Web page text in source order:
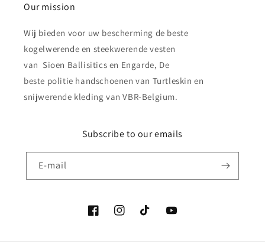
Our mission
Wij bieden voor uw bescherming de beste
kogelwerende en steekwerende vesten
van Sioen Ballisitics en Engarde, De
beste politie handschoenen van Turtleskin en
snijwerende kleding van VBR-Belgium.
Subscribe to our emails
E‑mail
FacebookInstagramTikTok YouTube